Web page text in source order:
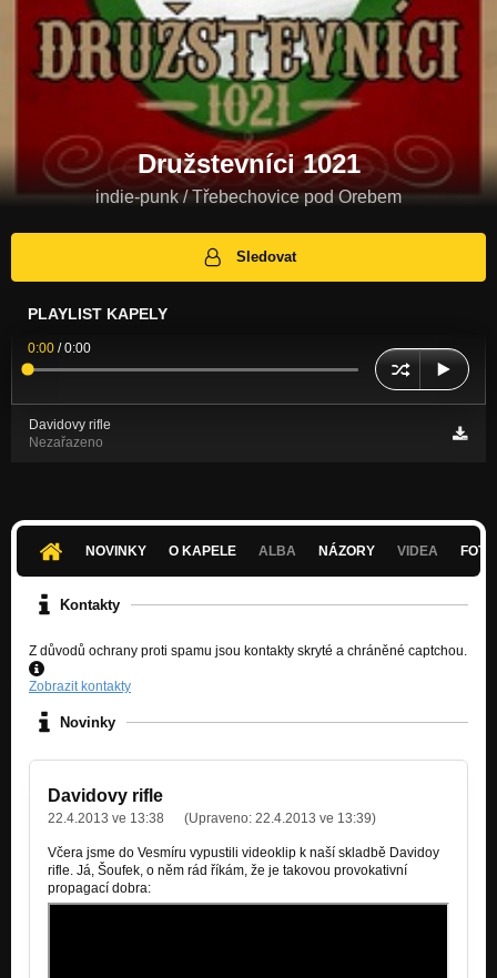
Družstevníci 1021
indie-punk / Třebechovice pod Orebem
Sledovat
PLAYLIST KAPELY
0:00 /0:00
Davidovy rifle
Nezařazeno
NOVINKY O KAPELE ALBA NÁZORY VIDEA
Kontakty
Z důvodů ochrany proti spamu jsou kontakty skryté a chráněné captchou.
Zobrazit kontakty
Novinky
Davidovy rifle
22.4.2013 ve 13:38 (Upraveno: 22.4.2013 ve 13:39)
Včera jsme do Vesmíru vypustili videoklip k naší skladbě Davidoy
rifle. Já, Šoufek, o něm rád říkám, že je takovou provokativní
propagací dobra: